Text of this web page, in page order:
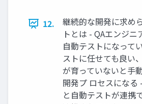
12.
継続的な開発に求め
トとは - QAエンジニ
自動テストになって
ストに任せても良い
が育っていないと手
開発プ ロセスになる
と自動テストが連携